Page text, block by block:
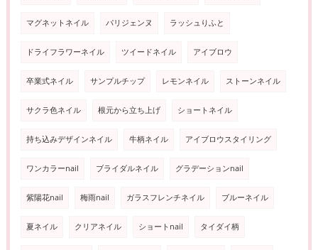
マグネットネイル パリジェンヌ ラッシュりふと
ドライフラワーネイル ツイードネイル アイブロウ
卒業式ネイル サンプルチップ レモンネイル ストーンネイル
サクラ色ネイル 根元から立ち上げ ショートネイル
持ち込みデザインネイル 牛柄ネイル アイブロウスタイリング
ワンカラーnail ブライダルネイル グラデーションnail
紫陽花nail 梅雨nail ガラスフレンチネイル ブルーネイル
夏ネイル クリアネイル ショートnail タイダイ柄